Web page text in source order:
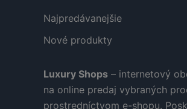
Najpredávanejšie
Nové produkty
Luxury Shops – internetový
na online predaj vybraných
prostredníctvom e-shopu.